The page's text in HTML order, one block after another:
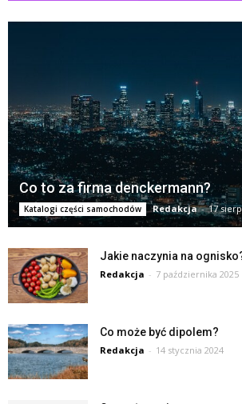
Co to za firma denckermann?
Katalogi części samochodów Redakcja - 17
Jakie naczynia na
Redakcja - 7 października 2025
Co może być dipolem?
Redakcja - 14 stycznia 2024